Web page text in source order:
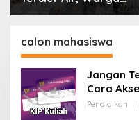
Alasan Pemkot Cimahi
Belanja Daerah
calon mahasiswa
Jangan
Cara
Pendidikan